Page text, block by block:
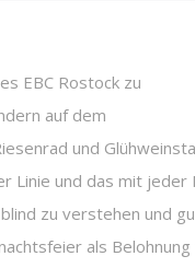
EBC Rostock zu
auf dem
und
Linie und das mit jeder
zu verstehen und
als